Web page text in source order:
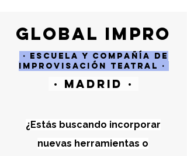
global impro
· Escuela y compañía de
improvisación teatral ·
· madrid ·
¿Estás buscando incorporar
nuevas herramientas o